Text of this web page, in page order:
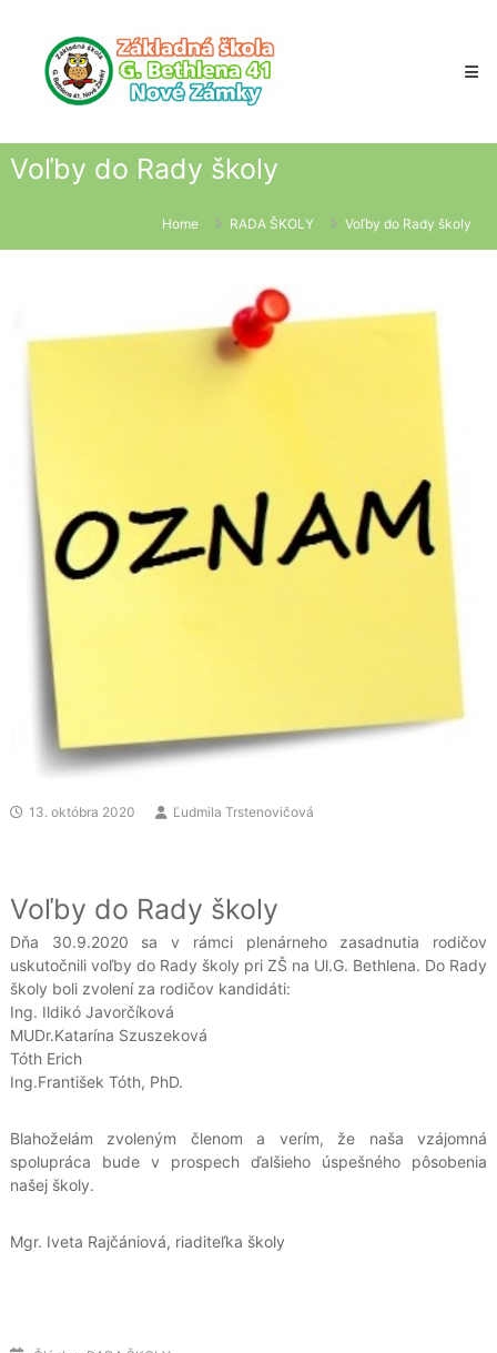
content
Voľby do Rady školy
Home RADA ŠKOLY Voľby do Rady školy
13. októbra 2020 Ľudmila Trstenovičová
Voľby do Rady školy
Dňa 30.9.2020 sa v rámci plenárneho zasadnutia rodičov
uskutočnili voľby do Rady školy pri ZŠ na Ul.G. Bethlena. Do Rady
školy boli zvolení za rodičov kandidáti:
Ing. Ildikó Javorčíková
MUDr.Katarína Szuszeková
Tóth Erich
Ing.František Tóth, PhD.
Blahoželám zvoleným členom a verím, že naša vzájomná
spolupráca bude v prospech ďalšieho úspešného pôsobenia
našej školy.
Mgr. Iveta Rajčániová, riaditeľka školy